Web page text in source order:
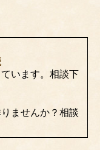
います。相談下
ませんか？相談